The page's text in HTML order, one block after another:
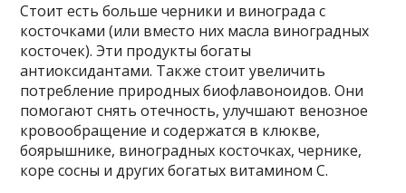
Стоит есть больше черники и винограда с
косточками (или вместо них масла виноградных
косточек). Эти продукты богаты
антиоксидантами. Также стоит увеличить
потребление природных биофлавоноидов. Они
помогают снять отечность, улучшают венозное
кровообращение и содержатся в клюкве,
боярышнике, виноградных косточках, чернике,
коре сосны и других богатых витамином С.